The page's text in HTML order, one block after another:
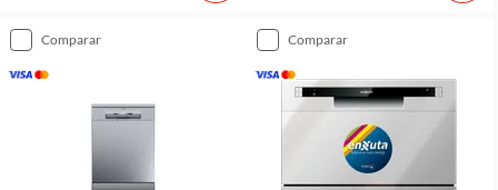
comparar comparar